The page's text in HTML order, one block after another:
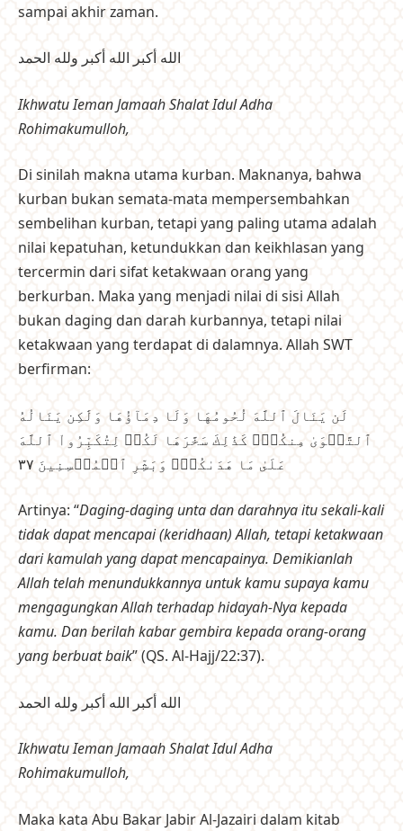
sampai akhir zaman.
الله أكبر الله أكبر ولله الحمد
Ikhwatu Ieman Jamaah Shalat Idul Adha
Rohimakumulloh,
Di sinilah makna utama kurban. Maknanya, bahwa
kurban bukan semata-mata mempersembahkan
sembelihan kurban, tetapi yang paling utama adalah
nilai kepatuhan, ketundukkan dan keikhlasan yang
tercermin dari sifat ketakwaan orang yang
berkurban. Maka yang menjadi nilai di sisi Allah
bukan daging dan darah kurbannya, tetapi nilai
ketakwaan yang terdapat di dalamnya. Allah SWT
berfirman:
لَن يَنَالَ ٱللَّهَ لُحُومُهَا وَلَا دِمَآؤُهَا وَلَٰكِن يَنَالُهُ
ٱلتَّقۡوَىٰ مِنكُمۡۚ كَذَٰلِكَ سَخَّرَهَا لَكُمۡ لِتُكَبِّرُواْ ٱللَّهَ
عَلَىٰ مَا هَدَىٰكُمۡۗ وَبَشِّرِ ٱلۡمُحۡسِنِينَ ٣٧
Artinya: “Daging-daging unta dan darahnya itu sekali-kali
tidak dapat mencapai (keridhaan) Allah, tetapi ketakwaan
dari kamulah yang dapat mencapainya. Demikianlah
Allah telah menundukkannya untuk kamu supaya kamu
mengagungkan Allah terhadap hidayah-Nya kepada
kamu. Dan berilah kabar gembira kepada orang-orang
yang berbuat baik” (QS. Al-Hajj/22:37).
الله أكبر الله أكبر ولله الحمد
Ikhwatu Ieman Jamaah Shalat Idul Adha
Rohimakumulloh,
Maka kata Abu Bakar Jabir Al-Jazairi dalam kitab